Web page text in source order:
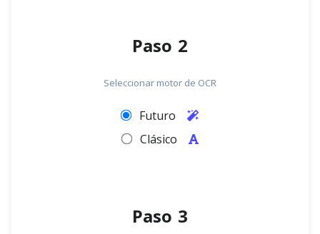
Paso 2
Seleccionar motor de OCR
Futuro
Clásico
Paso 3